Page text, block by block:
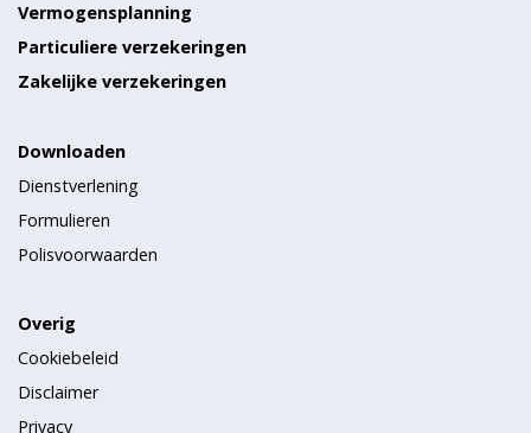
Vermogensplanning
Particuliere verzekeringen
Zakelijke verzekeringen
Downloaden
Dienstverlening
Formulieren
Polisvoorwaarden
Overig
Cookiebeleid
Disclaimer
Privacy